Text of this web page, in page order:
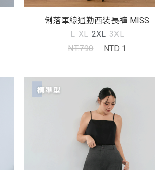
俐落車線通勤西裝長褲 MISS
L XL 2XL 3XL
NT.790
NTD.1